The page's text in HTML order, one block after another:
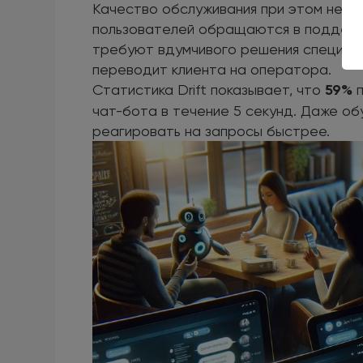
Качество обслуживания при этом не
пользователей обращаются в
требуют вдумчивого решения
переводит клиента на оператора.
Статистика Drift показывает, что 59%
чат-бота в течение 5 секунд. Даже
реагировать на запросы быстрее.